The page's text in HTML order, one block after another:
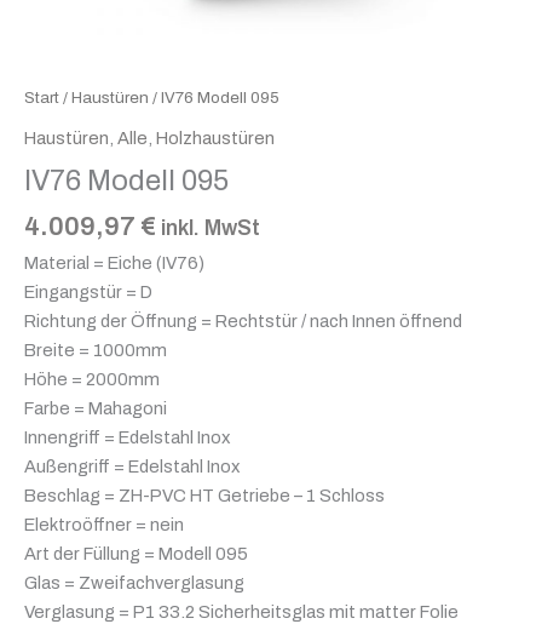
Start / Haustüren / IV76 Modell 095
Haustüren Alle Holzhaustüren
IV76 Modell 095
4.009,97 € inkl. MwSt
Material = Eiche (IV76)
Eingangstür = D
Richtung der Öffnung = Rechtstür / nach Innen öffnend
Breite = 1000mm
Höhe = 2000mm
Farbe = Mahagoni
Innengriff = Edelstahl Inox
Außengriff = Edelstahl Inox
Beschlag = ZH-PVC HT Getriebe – 1 Schloss
Elektroöffner = nein
Art der Füllung = Modell 095
Glas = Zweifachverglasung
Verglasung = P1 33.2 Sicherheitsglas mit matter Folie